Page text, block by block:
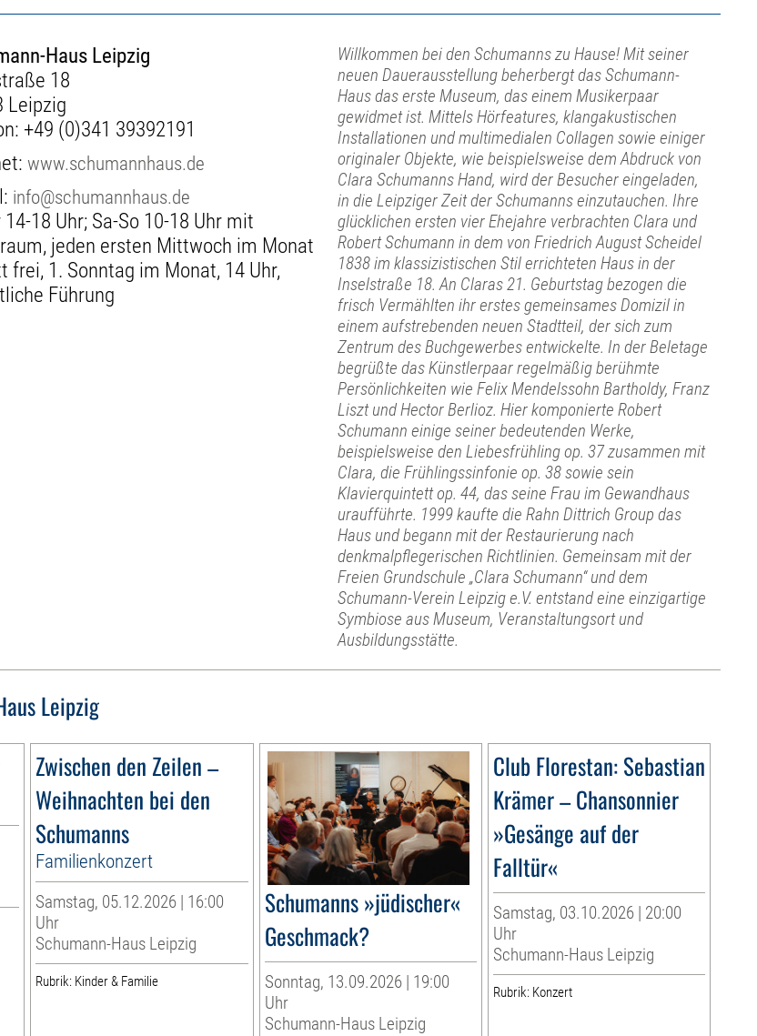
Haus Leipzig
18
Leipzig
+49 (0)341 39392191
www.schumannhaus.de
info@schumannhaus.de
14-18 Uhr; Sa-So 10-18 Uhr mit
jeden ersten Mittwoch im Monat
frei, 1. Sonntag im Monat, 14 Uhr,
Führung
Willkommen bei den Schumanns zu Hause! Mit seiner
neuen Dauerausstellung beherbergt das Schumann-
Haus das erste Museum, das einem Musikerpaar
gewidmet ist. Mittels Hörfeatures, klangakustischen
Installationen und multimedialen Collagen sowie einiger
originaler Objekte, wie beispielsweise dem Abdruck von
Clara Schumanns Hand, wird der Besucher eingeladen,
in die Leipziger Zeit der Schumanns einzutauchen. Ihre
glücklichen ersten vier Ehejahre verbrachten Clara und
Robert Schumann in dem von Friedrich August Scheidel
1838 im klassizistischen Stil errichteten Haus in der
Inselstraße 18. An Claras 21. Geburtstag bezogen die
frisch Vermählten ihr erstes gemeinsames Domizil in
einem aufstrebenden neuen Stadtteil, der sich zum
Zentrum des Buchgewerbes entwickelte. In der Beletage
begrüßte das Künstlerpaar regelmäßig berühmte
Persönlichkeiten wie Felix Mendelssohn Bartholdy, Franz
Liszt und Hector Berlioz. Hier komponierte Robert
Schumann einige seiner bedeutenden Werke,
beispielsweise den Liebesfrühling op. 37 zusammen mit
Clara, die Frühlingssinfonie op. 38 sowie sein
Klavierquintett op. 44, das seine Frau im Gewandhaus
uraufführte. 1999 kaufte die Rahn Dittrich Group das
Haus und begann mit der Restaurierung nach
denkmalpflegerischen Richtlinien. Gemeinsam mit der
Freien Grundschule „Clara Schumann“ und dem
Schumann-Verein Leipzig e.V. entstand eine einzigartige
Symbiose aus Museum, Veranstaltungsort und
Ausbildungsstätte.
Leipzig
Zwischen den Zeilen –
Weihnachten bei den
Schumanns
Familienkonzert
Samstag, 05.12.2026 | 16:00
Uhr
Schumann-Haus Leipzig
Rubrik: Kinder & Familie
Schumanns »jüdischer«
Geschmack?
Sonntag, 13.09.2026 | 19:00
Uhr
Schumann-Haus Leipzig
Club Florestan: Sebastian
Krämer – Chansonnier
»Gesänge auf der
Falltür«
Samstag, 03.10.2026 | 20:00
Uhr
Schumann-Haus Leipzig
Rubrik: Konzert